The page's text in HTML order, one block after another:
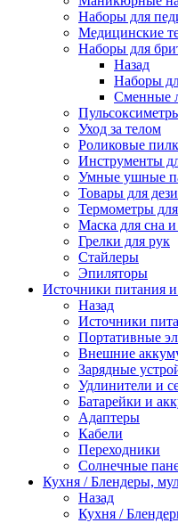
Наборы для
Медицинские
Наборы для
Назад
Наборы
Сменные
Уход за телом
Роликовые
Инструменты
Умные ушные
Товары для
Термометры
Маска для сна
Грелки для рук
Стайлеры
Эпиляторы
Источники питания
Назад
Источники
Портативные
Внешние
Зарядные
Удлинители и
Батарейки и
Адаптеры
Кабели
Переходники
Солнечные
Кухня / Блендеры,
Назад
Кухня /